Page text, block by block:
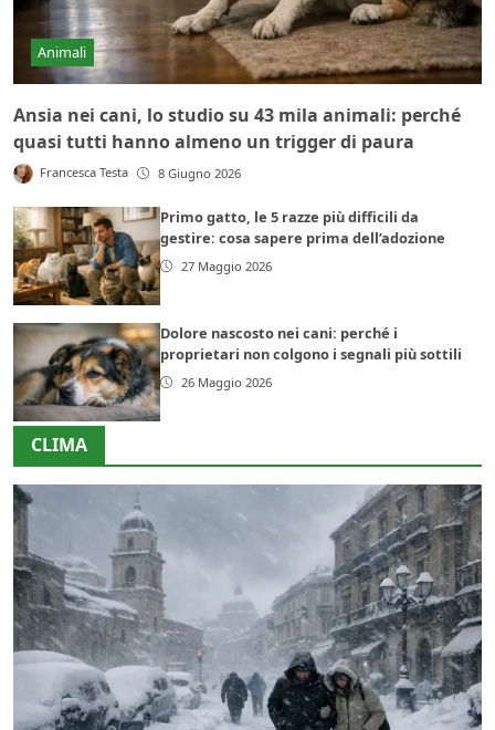
Animali
Ansia nei cani, lo studio su 43 mila animali: perché
quasi tutti hanno almeno un trigger di paura
Francesca Testa 8 Giugno 2026
Primo gatto, le 5 razze più difficili da
gestire: cosa sapere prima dell’adozione
27 Maggio 2026
Dolore nascosto nei cani: perché i
proprietari non colgono i segnali più sottili
26 Maggio 2026
CLIMA